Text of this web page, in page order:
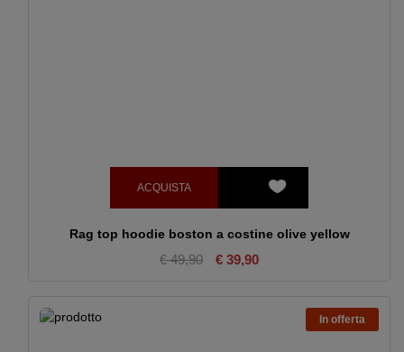
ACQUISTA
Rag top hoodie boston a costine olive yellow
€ 49,90 € 39,90
In offerta